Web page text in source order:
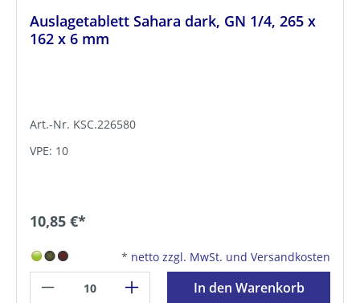
Auslagetablett Sahara dark, GN 1/4, 265 x
162 x 6 mm
Art.-Nr. KSC.226580
VPE: 10
10,85 €*
* netto zzgl. MwSt. und Versandkosten
In den Warenkorb